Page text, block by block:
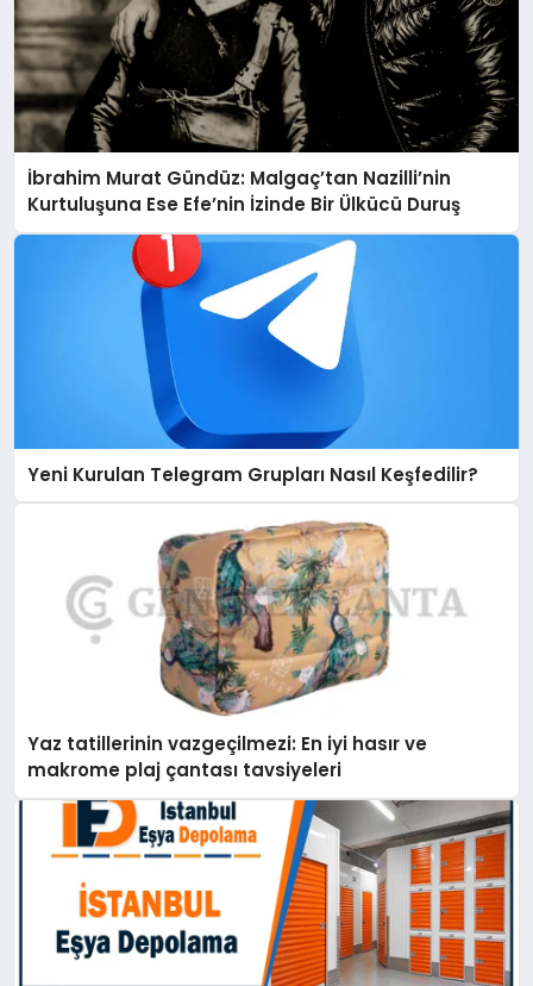
İbrahim Murat Gündüz: Malgaç’tan Nazilli’nin
Kurtuluşuna Ese Efe’nin İzinde Bir Ülkücü Duruş
Yeni Kurulan Telegram Grupları Nasıl Keşfedilir?
Yaz tatillerinin vazgeçilmezi: En iyi hasır ve
makrome plaj çantası tavsiyeleri